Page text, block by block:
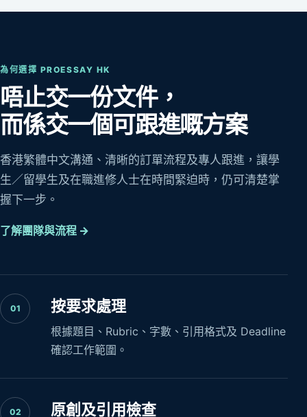
為何選擇 PROESSAY HK
唔止交一份文件，
而係交一個可跟進嘅方案
香港繁體中文溝通、清晰的訂單流程及專人跟進，讓學
生／留學生及在職進修人士在時間緊迫時，仍可清楚掌
握下一步。
了解團隊與流程 →
01 按要求處理
根據題目、Rubric、字數、引用格式及 Deadline
確認工作範圍。
02 原創及引用檢查